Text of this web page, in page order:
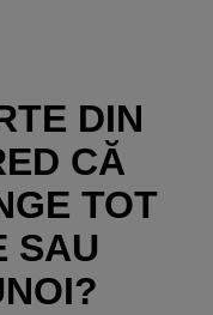
DIN
CĂ
TOT
SAU